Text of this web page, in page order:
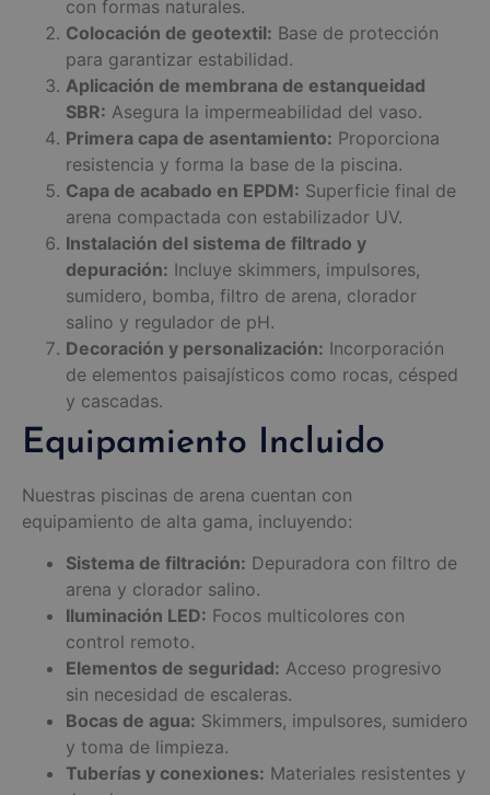
con formas naturales.
Colocación de geotextil: Base de protección
para garantizar estabilidad.
Aplicación de membrana de estanqueidad
SBR: Asegura la impermeabilidad del vaso.
Primera capa de asentamiento: Proporciona
resistencia y forma la base de la piscina.
Capa de acabado en EPDM: Superficie final de
arena compactada con estabilizador UV.
Instalación del sistema de filtrado y
depuración: Incluye skimmers, impulsores,
sumidero, bomba, filtro de arena, clorador
salino y regulador de pH.
Decoración y personalización: Incorporación
de elementos paisajísticos como rocas, césped
y cascadas.
Equipamiento Incluido
Nuestras piscinas de arena cuentan con
equipamiento de alta gama, incluyendo:
Sistema de filtración: Depuradora con filtro de
arena y clorador salino.
Iluminación LED: Focos multicolores con
control remoto.
Elementos de seguridad: Acceso progresivo
sin necesidad de escaleras.
Bocas de agua: Skimmers, impulsores, sumidero
y toma de limpieza.
Tuberías y conexiones: Materiales resistentes y